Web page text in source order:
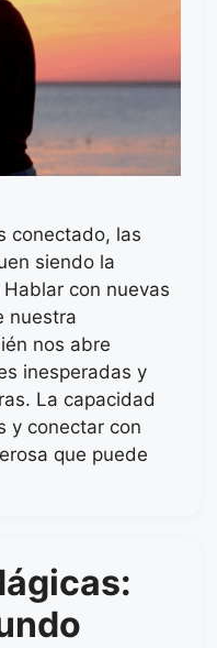
conectado, las
siendo la
con nuevas
nuestra
nos abre
inesperadas y
La capacidad
y conectar con
que puede